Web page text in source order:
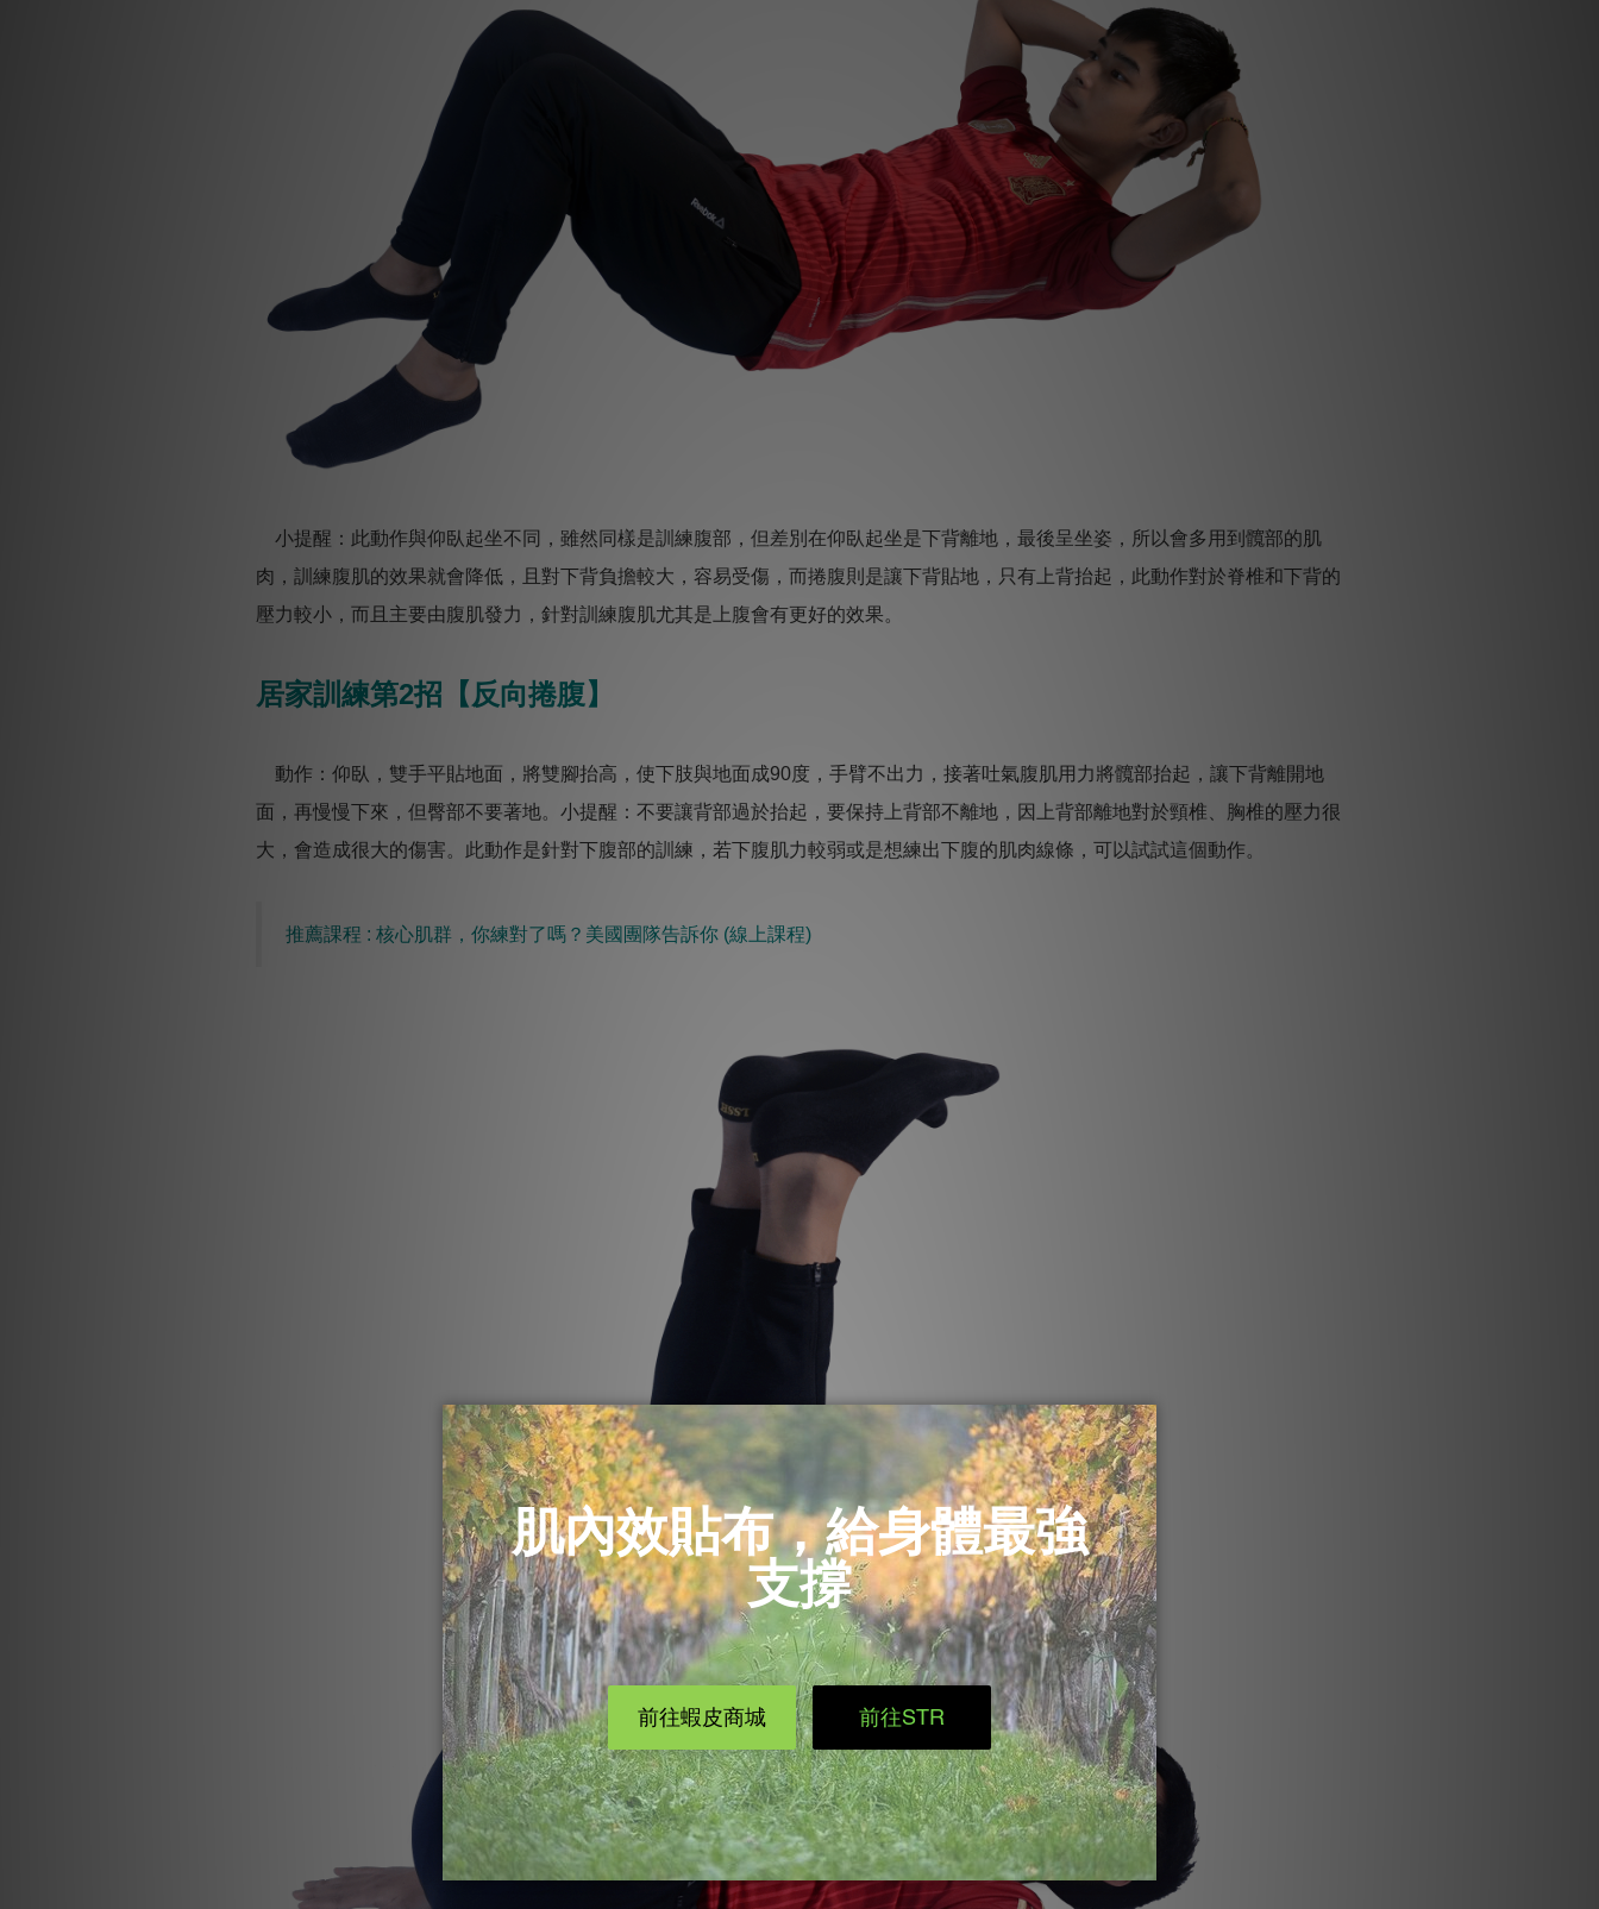
小提醒：此動作與仰臥起坐不同，雖然同樣是訓練腹部，但差別在仰臥起坐是下背離地，最後呈坐姿，所以會多用到髖部的肌
肉，訓練腹肌的效果就會降低，且對下背負擔較大，容易受傷，而捲腹則是讓下背貼地，只有上背抬起，此動作對於脊椎和下背的
壓力較小，而且主要由腹肌發力，針對訓練腹肌尤其是上腹會有更好的效果。
居家訓練第2招【反向捲腹】
動作：仰臥，雙手平貼地面，將雙腳抬高，使下肢與地面成90度，手臂不出力，接著吐氣腹肌用力將髖部抬起，讓下背離開地
面，再慢慢下來，但臀部不要著地。小提醒：不要讓背部過於抬起，要保持上背部不離地，因上背部離地對於頸椎、胸椎的壓力很
大，會造成很大的傷害。此動作是針對下腹部的訓練，若下腹肌力較弱或是想練出下腹的肌肉線條，可以試試這個動作。
推薦課程 : 核心肌群，你練對了嗎？美國團隊告訴你 ​(線上課程)